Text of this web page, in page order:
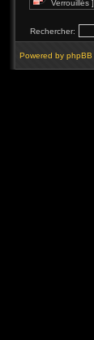
Verrouillés ]
Rechercher:
Powered by phpBB